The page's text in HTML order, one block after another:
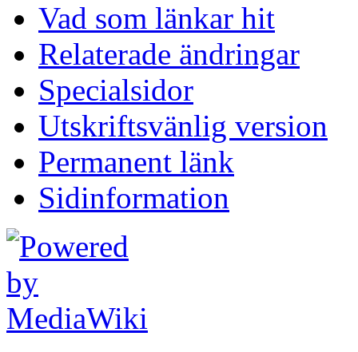
Vad som länkar hit
Relaterade ändringar
Specialsidor
Utskriftsvänlig version
Permanent länk
Sidinformation